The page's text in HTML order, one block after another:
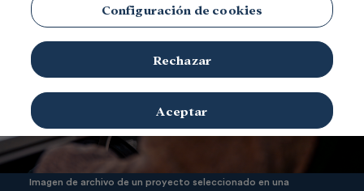
Imagen de archivo de un proyecto seleccionado en una
Configuración de cookies
Rechazar
Aceptar